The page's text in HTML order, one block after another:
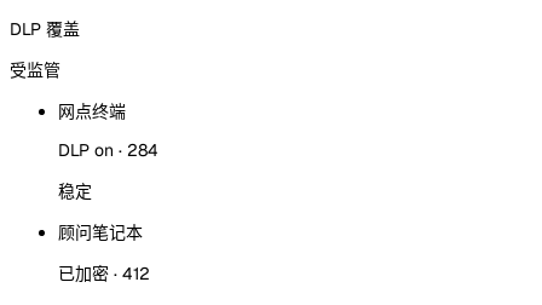
DLP 覆盖
受监管
网点终端
DLP on · 284
稳定
顾问笔记本
已加密 · 412